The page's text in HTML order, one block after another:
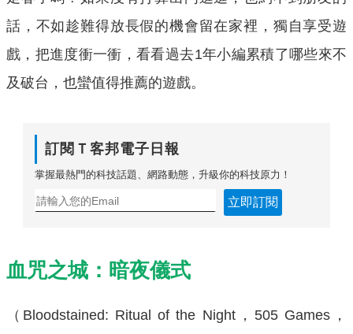
話，不如趁難得放長假的機會留在家裡，獨自享受遊
戲，把進度衝一衝，看看過去1年小編累積了哪些來不
及破台，也蠻值得推薦的遊戲。
訂閱Ｔ客邦電子日報
掌握最熱門的科技話題、網路動態，升級你的科技原力！
立即訂閱
血咒之城：暗夜儀式
（Bloodstained: Ritual of the Night，505 Games，